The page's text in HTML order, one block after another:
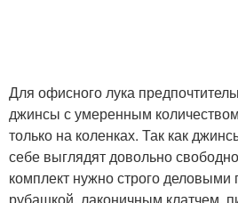
Для офисного лука
джинсы с умеренным
только на коленках. Так как
себе выглядят довольно
комплект нужно строго деловыми